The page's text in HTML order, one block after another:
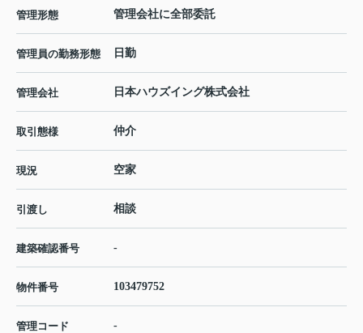
管理形態 管理会社に全部委託
管理員の勤務形態 日勤
管理会社 日本ハウズイング株式会社
取引態様 仲介
現況 空家
引渡し 相談
建築確認番号 -
物件番号 103479752
管理コード -